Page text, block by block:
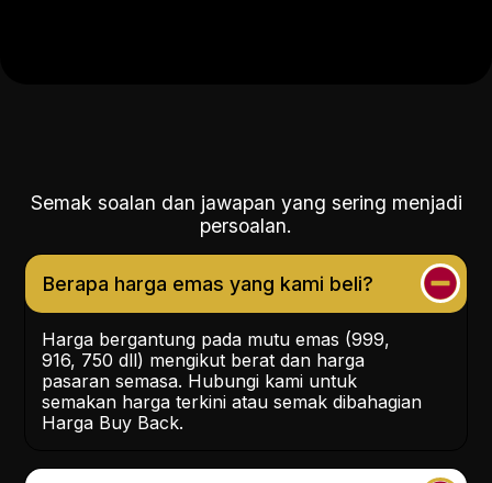
Semak soalan dan jawapan yang sering menjadi
persoalan.
Berapa harga emas yang kami beli?
Harga bergantung pada mutu emas (999,
916, 750 dll) mengikut berat dan harga
pasaran semasa. Hubungi kami untuk
semakan harga terkini atau semak dibahagian
Harga Buy Back.